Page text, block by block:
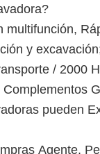
y
/ 2000
pueden
Agente,